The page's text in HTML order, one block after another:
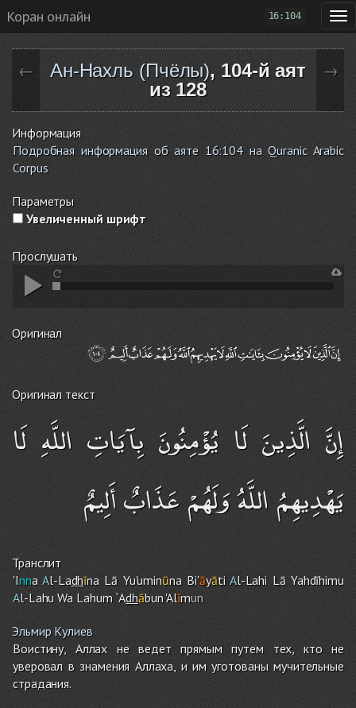
Коран онлайн 16:104
← Ан-Нахль (Пчёлы), 104-й аят
из 128
→
Информация
Подробная информация об аяте 16:104 на Quranic Arabic
Corpus
Параметры
Увеличенный шрифт
Прослушать
Оригинал
Оригинал текст
إِنَّ الَّذِينَ لَا يُؤْمِنُونَ بِآيَاتِ اللَّهِ لَا
يَهْدِيهِمُ اللَّهُ وَلَهُمْ عَذَابٌ أَلِيمٌ
Транслит
'InnaAl-Ladhīna Lā Yu'uminūna Bi'āyātiAl-Lahi Lā Yahdīhimu
Al-Lahu Wa Lahum`Adhābun 'Alīmun
Эльмир Кулиев
Воистину, Аллах не ведет прямым путем тех, кто не
уверовал в знамения Аллаха, и им уготованы мучительные
страдания.